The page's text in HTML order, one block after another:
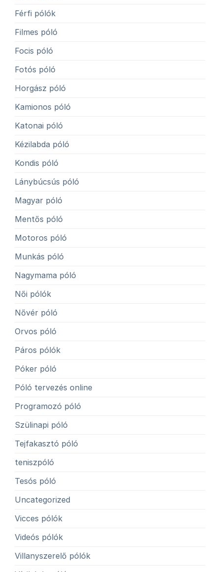
Férfi pólók
Filmes póló
Focis póló
Fotós póló
Horgász póló
Kamionos póló
Katonai póló
Kézilabda póló
Kondis póló
Lánybúcsús póló
Magyar póló
Mentős póló
Motoros póló
Munkás póló
Nagymama póló
Női pólók
Nővér póló
Orvos póló
Páros pólók
Póker póló
Póló tervezés online
Programozó póló
Szülinapi póló
Tejfakasztó póló
teniszpóló
Tesós póló
Uncategorized
Vicces pólók
Videós pólók
Villanyszerelő pólók